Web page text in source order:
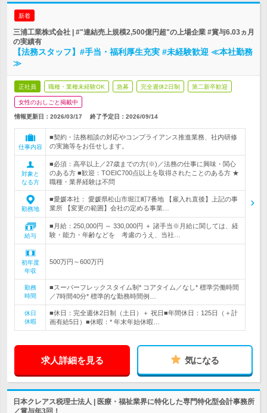
新着
三浦工業株式会社 | #"連結売上規模2,500億円超"の上場企業 #賞与6.03ヵ月
の実績有
【法務スタッフ】#手当・福利厚生充実 #未経験歓迎 ≪本社勤務
≫
正社員 職種・業種未経験OK 急募 完全週休2日制 第二新卒歓迎
女性のおしごと掲載中
情報更新日：2026/03/17 終了予定日： 2026/09/14
仕事内容
■契約・法務相談の対応やコンプライアンス推進業務、社内研修
の実施等をお任せします。
対象と
なる方
■必須：高卒以上／27歳までの方(※)／法務の仕事に興味・関心
のある方 ■歓迎：TOEIC700点以上を取得されたことのある方 ★
職種・業界経験は不問
勤務地
■愛媛本社： 愛媛県松山市堀江町7番地 【雇入れ直後】上記の事
業所 【変更の範囲】会社の定める事業…
給与
■月給：250,000円 ～ 330,000円 ＋ 諸手当※月給に関しては、経
験・能力・年齢などを 考慮のうえ、当社…
初年度
年収
500万円～600万円
勤務
時間
■スーパーフレックスタイム制* コアタイム／なし* 標準労働時間
／7時間40分* 標準的な勤務時間例…
休日
休暇
■休日：完全週休2日制（土日）＋ 祝日■年間休日：125日（＋計
画有給5日）■休暇：* 年末年始休暇…
求人詳細を見る 気になる
日本クレアス税理士法人 | 医療・福祉業界に特化した専門特化型会計事務所
／賞与年3回！